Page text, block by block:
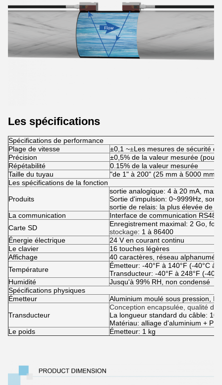
Les spécifications
Spécifications de performance
Plage de vitesse
±0,1 ~±Les mesures de sécurité
Précision
±0,5% de la valeur mesurée (pour
Répétabilité
0.15% de la valeur mesurée
Taille du tuyau
"de 1" à 200" (25 mm à 5000 mm)
Les spécifications de la fonction
Produits
sortie analogique: 4 à 20 mA,
Sortie d'impulsion: 0~9999Hz,
sortie de relais: la plus élevée de 1
La communication
Interface de communication
Carte SD
Enregistrement maximal: 2 Go,
stockage: 1 à 86400
Énergie électrique
24 V en courant continu
Le clavier
16 touches légères
Affichage
40 caractères, réseau
Température
Émetteur: -40°F à 140°F (-40°C à
Transducteur: -40°F à 248°F (-
Humidité
Jusqu'à 99% RH, non condensé
Spécifications physiques
Émetteur
Aluminium moulé sous pression,
Transducteur
Conception encapsulée, qualité de
La longueur standard du câble: 10
Matériau: alliage d'aluminium + PEI
Le poids
Émetteur: 1 kg